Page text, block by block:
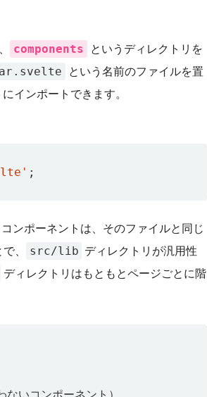
components
というディレクトリを
という名前のファイルを置
インポートできます。
;
ンポーネントは、そのファイルと同じ
、 src/lib ディレクトリが汎用性
ディレクトリはもともとページごとに階